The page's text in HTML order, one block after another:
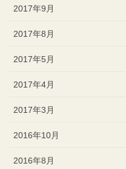
2017年9月
2017年8月
2017年5月
2017年4月
2017年3月
2016年10月
2016年8月